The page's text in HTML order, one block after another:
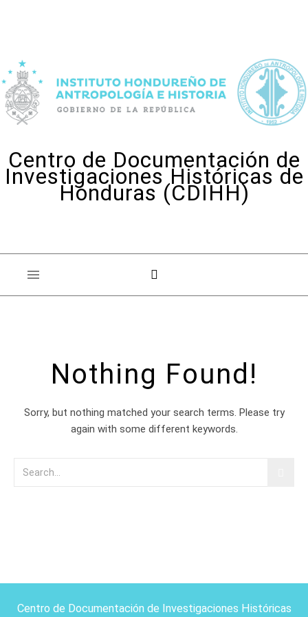
Centro de Documentación de
Investigaciones Históricas de
Honduras (CDIHH)
Nothing Found!
Sorry, but nothing matched your search terms. Please try
again with some different keywords.
Centro de Documentación de Investigaciones Históricas